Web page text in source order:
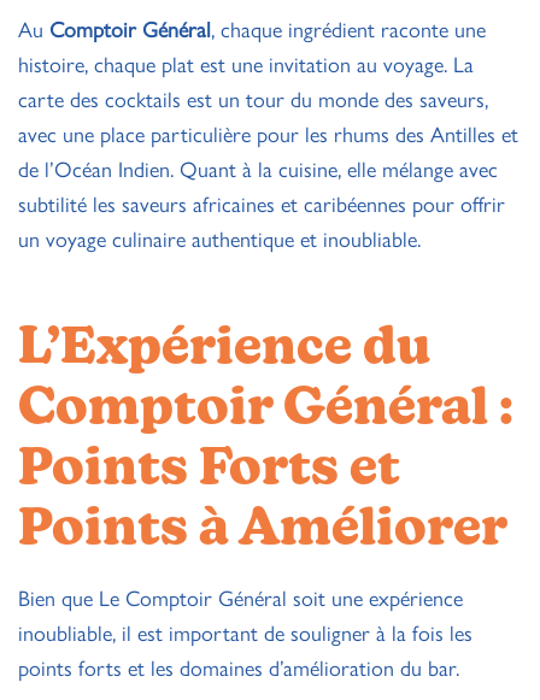
Au Comptoir Général, chaque ingrédient raconte une
histoire, chaque plat est une invitation au voyage. La
carte des cocktails est un tour du monde des saveurs,
avec une place particulière pour les rhums des Antilles et
de l’Océan Indien. Quant à la cuisine, elle mélange avec
subtilité les saveurs africaines et caribéennes pour offrir
un voyage culinaire authentique et inoubliable.
L’Expérience du
Comptoir Général :
Points Forts et
Points à Améliorer
Bien que Le Comptoir Général soit une expérience
inoubliable, il est important de souligner à la fois les
points forts et les domaines d’amélioration du bar.